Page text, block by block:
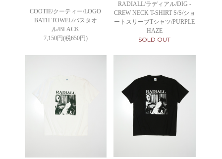
COOTIE/クーティー/LOGO
BATH TOWEL/バスタオ
ル/BLACK
7,150円(税650円)
RADIALL/ラディアル/DIG -
CREW NECK T-SHIRT S/S/ショ
ートスリーブTシャツ/PURPLE
HAZE
SOLD OUT